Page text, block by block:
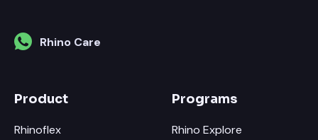
Rhino Care
Product
Rhinoflex
Programs
Rhino Explore